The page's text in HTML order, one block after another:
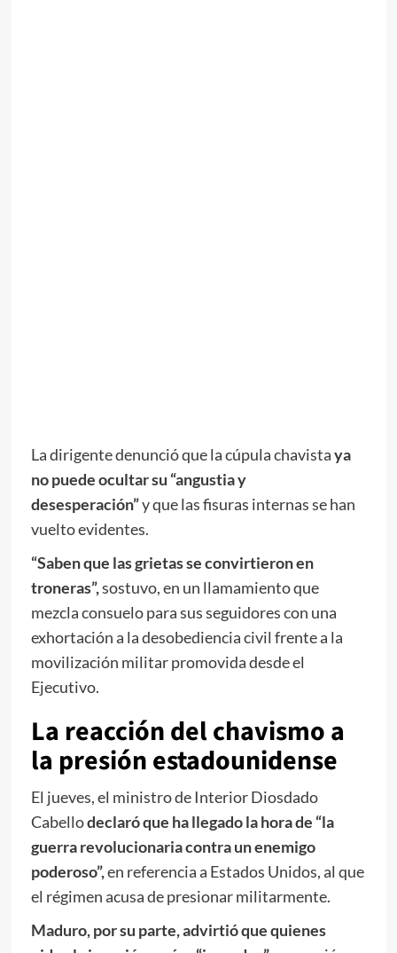
La dirigente denunció que la cúpula chavistaya
no puede ocultar su “angustia y
desesperación”y que las fisuras internas se han
vuelto evidentes.
“Saben que las grietas se convirtieron en
troneras”,sostuvo, en un llamamiento que
mezcla consuelo para sus seguidores con una
exhortación a la desobediencia civil frente a la
movilización militar promovida desde el
Ejecutivo.
La reacción del chavismo a
la presión estadounidense
El jueves, el ministro de Interior Diosdado
Cabellodeclaró que ha llegado la hora de “la
guerra revolucionaria contra un enemigo
poderoso”,en referencia a Estados Unidos, al que
el régimen acusa de presionar militarmente.
Maduro, por su parte, advirtió que quienes